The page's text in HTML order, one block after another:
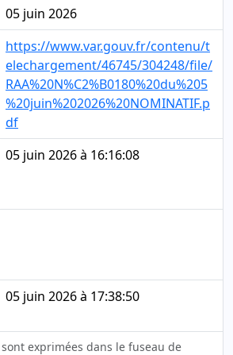
05 juin 2026
https://www.var.gouv.fr/contenu/t
elechargement/46745/304248/file/
RAA%20N%C2%B0180%20du%205
%20juin%202026%20NOMINATIF.p
df
05 juin 2026 à 16:16:08
05 juin 2026 à 17:38:50
exprimées dans le fuseau de